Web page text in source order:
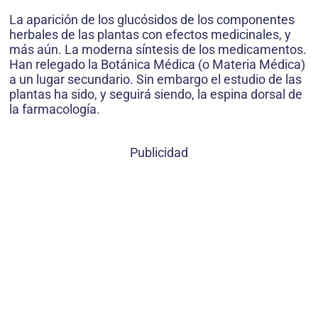
La aparición de los glucósidos de los componentes
herbales de las plantas con efectos medicinales, y
más aún. La moderna síntesis de los medicamentos.
Han relegado la Botánica Médica (o Materia Médica)
a un lugar secundario. Sin embargo el estudio de las
plantas ha sido, y seguirá siendo, la espina dorsal de
la farmacología.
Publicidad